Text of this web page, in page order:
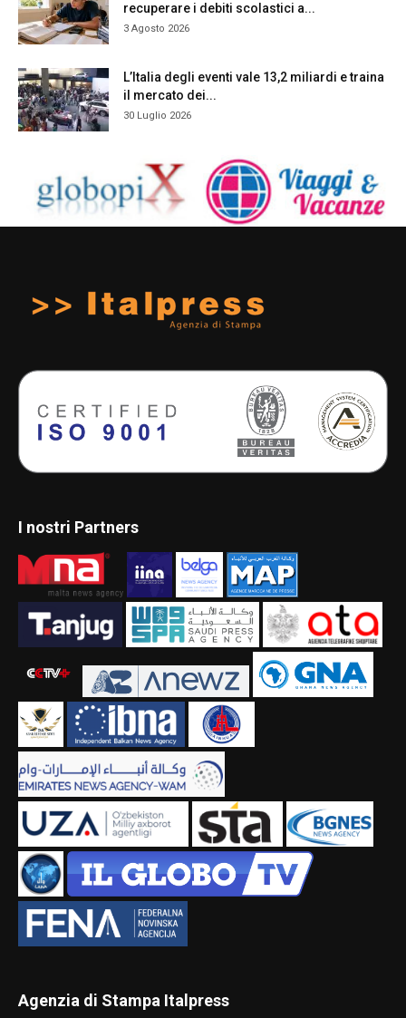
recuperare i debiti scolastici a...
3 Agosto 2026
L’Italia degli eventi vale 13,2 miliardi e traina
il mercato dei...
30 Luglio 2026
I nostri Partners
Agenzia di Stampa Italpress